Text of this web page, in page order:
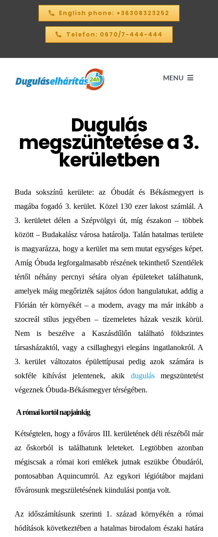
English phone: +36308323252
Telefon: 0670/7-444-444
MENU
Kezdőlap
ÁRKALKULÁTOR – 2026
Dugulás
megszüntetése a 3.
kerületben
Buda sokszínű kerülete: az Óbudát és Békásmegyert is
magába fogadó 3. kerület. Közel 130 ezer lakost számlál. A
3. kerületet délen a Szépvölgyi út, míg északon – többek
között – Budakalász városa határolja. Talán hatalmas területe
is magyarázza, hogy a kerület ma sem mutat egységes képet.
Amíg Óbuda legforgalmasabb részének tekinthető Szentlélek
tértől néhány percnyi sétára olyan épületeket találhatunk,
amelyek máig megőrizték sajátos ódon hangulatukat, addig a
Flórián tér környékét – a modern, avagy ma már inkább a
szocreál stílus jegyében – tízemeletes házak veszik körül.
Nem is beszélve a Kaszásdűlőn található földszintes
társasházaktól, vagy a csillaghegyi elegáns ingatlanokról. A
3. kerület változatos épülettípusai pedig azok számára is
sokféle kihívást jelentenek, akik dugulásmegszüntetést
végeznek Óbuda-Békásmegyer térségében.
A római kortól napjainkig
Kétségtelen, hogy a főváros III. kerületének déli részéből már
az őskorból is találhatunk leleteket. Legtöbben azonban
mégiscsak a római kori emlékek jutnak eszükbe Óbudáról,
pontosabban Aquincumról. Az egykori légiótábor majdani
fővárosunk megszületésének kiindulási pontja volt.
Az időszámításunk szerinti 1. század környékén a római
hódítások következtében a hatalmas birodalom északi határa